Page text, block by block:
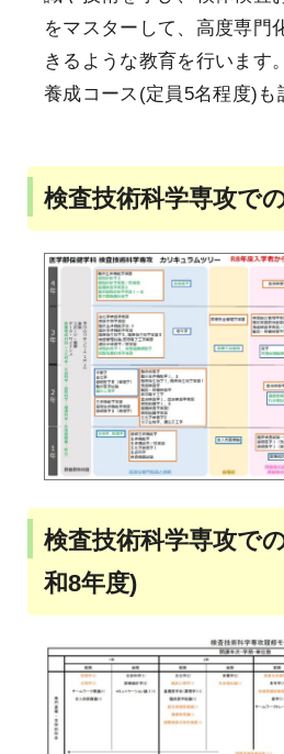
をマスターして、高度専門
きるような教育を行います
養成コース(定員5名程度)も
検査技術科学専攻で
検査技術科学専攻で
和8年度)